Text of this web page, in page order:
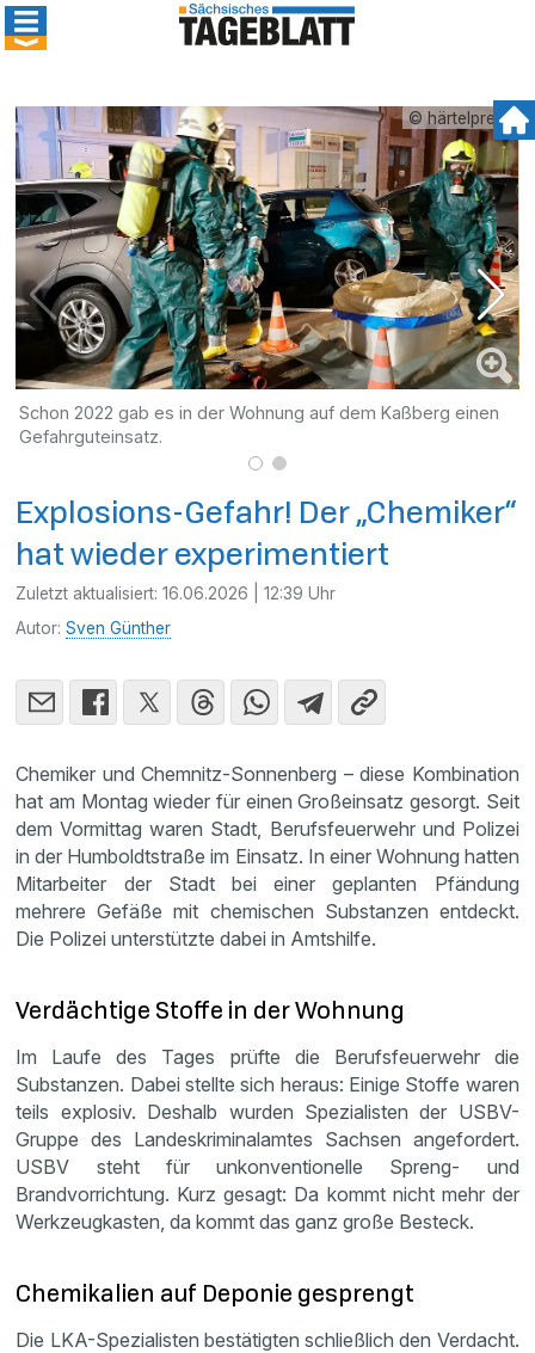
© härtelpress
Schon 2022 gab es in der Wohnung auf dem Kaßberg einen
Gefahrguteinsatz.
Explosions-Gefahr! Der „Chemiker“
hat wieder experimentiert
Zuletzt aktualisiert:16.06.2026 | 12:39 Uhr
Autor:Sven Günther
Chemiker und Chemnitz-Sonnenberg – diese Kombination
hat am Montag wieder für einen Großeinsatz gesorgt. Seit
dem Vormittag waren Stadt, Berufsfeuerwehr und Polizei
in der Humboldtstraße im Einsatz. In einer Wohnung hatten
Mitarbeiter der Stadt bei einer geplanten Pfändung
mehrere Gefäße mit chemischen Substanzen entdeckt.
Die Polizei unterstützte dabei in Amtshilfe.
Verdächtige Stoffe in der Wohnung
Im Laufe des Tages prüfte die Berufsfeuerwehr die
Substanzen. Dabei stellte sich heraus: Einige Stoffe waren
teils explosiv. Deshalb wurden Spezialisten der USBV-
Gruppe des Landeskriminalamtes Sachsen angefordert.
USBV steht für unkonventionelle Spreng- und
Brandvorrichtung. Kurz gesagt: Da kommt nicht mehr der
Werkzeugkasten, da kommt das ganz große Besteck.
Chemikalien auf Deponie gesprengt
Die LKA-Spezialisten bestätigten schließlich den Verdacht.